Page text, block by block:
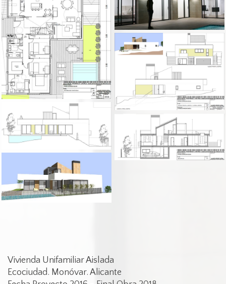
Vivienda Unifamiliar Aislada
Ecociudad. Monóvar. Alicante